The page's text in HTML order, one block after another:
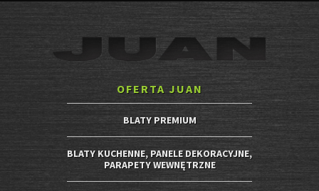
OFERTA JUAN
BLATY PREMIUM
BLATY KUCHENNE, PANELE DEKORACYJNE,
PARAPETY WEWNĘTRZNE